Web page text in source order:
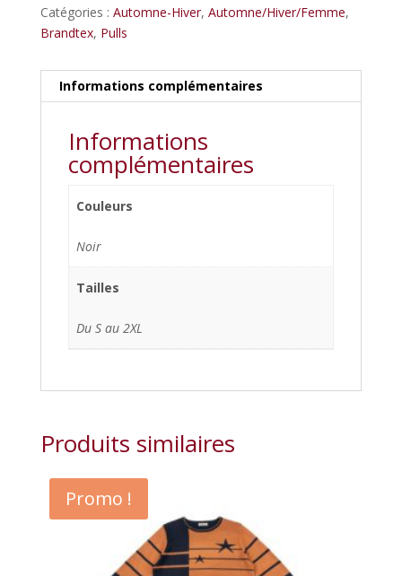
Catégories : Automne-Hiver, Automne/Hiver/Femme,
Brandtex, Pulls
Informations complémentaires
Informations
complémentaires
Couleurs
Noir
Tailles
Du S au 2XL
Produits similaires
Promo !